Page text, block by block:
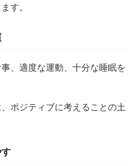
す。
、適度な運動、十分な睡眠を
ポジティブに考えることの土